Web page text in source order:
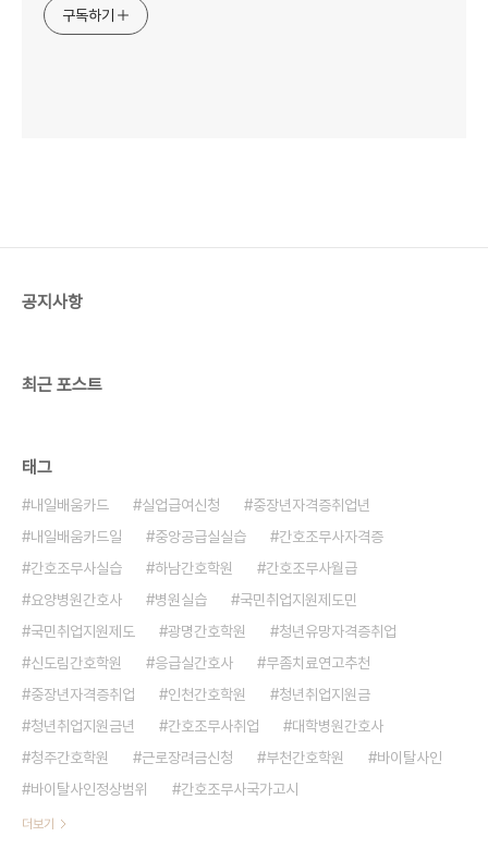
구독하기
공지사항
최근 포스트
태그
내일배움카드 실업급여신청
중장년자격증취업년
내일배움카드일
중앙공급실실습
간호조무사자격증
간호조무사실습
하남간호학원
간호조무사월급
요양병원간호사
병원실습
국민취업지원제도민
국민취업지원제도
광명간호학원
청년유망자격증취업
신도림간호학원
응급실간호사
무좀치료연고추천
중장년자격증취업
인천간호학원
청년취업지원금
청년취업지원금년
간호조무사취업
대학병원간호사
청주간호학원
근로장려금신청 부천간호학원
바이탈사인
바이탈사인정상범위
간호조무사국가고시
더보기